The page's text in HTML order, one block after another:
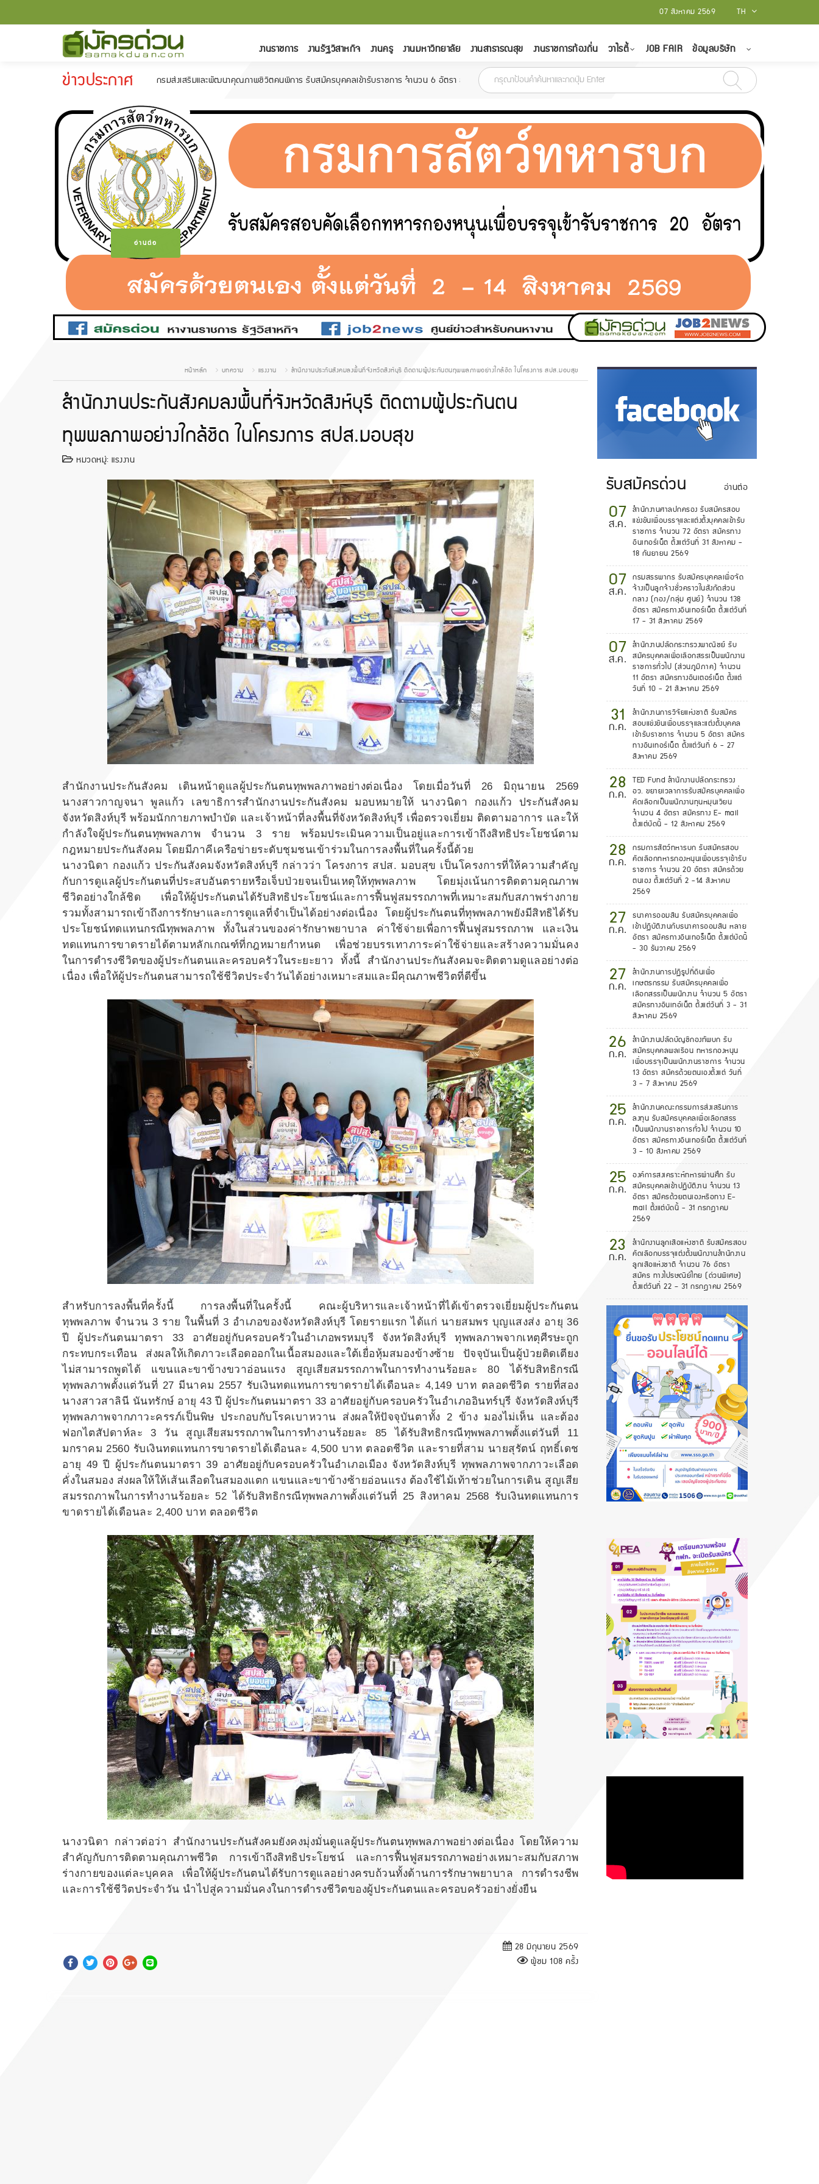
TH
07 สิงหาคม 2569
งานราชการ งานรัฐวิสาหกิจ งานครู งานมหาวิทยาลัย งานสาธารณสุข งานราชการท้องถิ่น วาไรตี้ JOB FAIR ข้อมูลบริษัท
ข่าวประกาศกรมส่งเสริมและพัฒนาคุณภาพชีวิตคนพิการ รับสมัครบุคคลเข้ารับราชการ จำนวน 6 อัตรา สมัครตั้งแต่วันที่ 18 กุมภาพันธ์ - 15 มีนาคม 2565 สถาบันบัณฑิตพัฒนศิลป์ รับสมัครบุคคลเป็นพนักงานราชการทั่วไป
-
อ่านต่อ
หน้าหลัก บทความ แรงงาน สำนักงานประกันสังคมลงพื้นที่จังหวัดสิงห์บุรี ติดตามผู้ประกันตนทุพพลภาพอย่างใกล้ชิด ในโครงการ สปส.มอบสุข
สำนักงานประกันสังคมลงพื้นที่จังหวัดสิงห์บุรี ติดตามผู้ประกันตน
ทุพพลภาพอย่างใกล้ชิด ในโครงการ สปส.มอบสุข
หมวดหมู่: แรงงาน
สำนักงานประกันสังคม เดินหน้าดูแลผู้ประกันตนทุพพลภาพอย่างต่อเนื่อง โดยเมื่อวันที่ 26 มิถุนายน 2569
นางสาวกาญจนา พูลแก้ว เลขาธิการสำนักงานประกันสังคม มอบหมายให้ นางวนิดา กองแก้ว ประกันสังคม
จังหวัดสิงห์บุรี พร้อมนักกายภาพบำบัด และเจ้าหน้าที่ลงพื้นที่จังหวัดสิงห์บุรี เพื่อตรวจเยี่ยม ติดตามอาการ และให้
กำลังใจผู้ประกันตนทุพพลภาพ จำนวน 3 ราย พร้อมประเมินความเป็นอยู่และการเข้าถึงสิทธิประโยชน์ตาม
กฎหมายประกันสังคม โดยมีภาคีเครือข่ายระดับชุมชนเข้าร่วมในการลงพื้นที่ในครั้งนี้ด้วย
นางวนิดา กองแก้ว ประกันสังคมจังหวัดสิงห์บุรี กล่าวว่า โครงการ สปส. มอบสุข เป็นโครงการที่ให้ความสำคัญ
กับการดูแลผู้ประกันตนที่ประสบอันตรายหรือเจ็บป่วยจนเป็นเหตุให้ทุพพลภาพ โดยมุ่งเน้นการติดตามคุณภาพ
ชีวิตอย่างใกล้ชิด เพื่อให้ผู้ประกันตนได้รับสิทธิประโยชน์และการฟื้นฟูสมรรถภาพที่เหมาะสมกับสภาพร่างกาย
รวมทั้งสามารถเข้าถึงการรักษาและการดูแลที่จำเป็นได้อย่างต่อเนื่อง โดยผู้ประกันตนที่ทุพพลภาพยังมีสิทธิได้รับ
ประโยชน์ทดแทนกรณีทุพพลภาพ ทั้งในส่วนของค่ารักษาพยาบาล ค่าใช้จ่ายเพื่อการฟื้นฟูสมรรถภาพ และเงิน
ทดแทนการขาดรายได้ตามหลักเกณฑ์ที่กฎหมายกำหนด เพื่อช่วยบรรเทาภาระค่าใช้จ่ายและสร้างความมั่นคง
ในการดำรงชีวิตของผู้ประกันตนและครอบครัวในระยะยาว ทั้งนี้ สำนักงานประกันสังคมจะติดตามดูแลอย่างต่อ
เนื่อง เพื่อให้ผู้ประกันตนสามารถใช้ชีวิตประจำวันได้อย่างเหมาะสมและมีคุณภาพชีวิตที่ดีขึ้น
สำหรับการลงพื้นที่ครั้งนี้ การลงพื้นที่ในครั้งนี้ คณะผู้บริหารและเจ้าหน้าที่ได้เข้าตรวจเยี่ยมผู้ประกันตน
ทุพพลภาพ จำนวน 3 ราย ในพื้นที่ 3 อำเภอของจังหวัดสิงห์บุรี โดยรายแรก ได้แก่ นายสมพร บุญแสงส่ง อายุ 36
ปี ผู้ประกันตนมาตรา 33 อาศัยอยู่กับครอบครัวในอำเภอพรหมบุรี จังหวัดสิงห์บุรี ทุพพลภาพจากเหตุศีรษะถูก
กระทบกระเทือน ส่งผลให้เกิดภาวะเลือดออกในเนื้อสมองและใต้เยื่อหุ้มสมองข้างซ้าย ปัจจุบันเป็นผู้ป่วยติดเตียง
ไม่สามารถพูดได้ แขนและขาข้างขวาอ่อนแรง สูญเสียสมรรถภาพในการทำงานร้อยละ 80 ได้รับสิทธิกรณี
ทุพพลภาพตั้งแต่วันที่ 27 มีนาคม 2557 รับเงินทดแทนการขาดรายได้เดือนละ 4,149 บาท ตลอดชีวิต รายที่สอง
นางสาวสาลินี นันทรักษ์ อายุ 43 ปี ผู้ประกันตนมาตรา 33 อาศัยอยู่กับครอบครัวในอำเภออินทร์บุรี จังหวัดสิงห์บุรี
ทุพพลภาพจากภาวะครรภ์เป็นพิษ ประกอบกับโรคเบาหวาน ส่งผลให้ปัจจุบันตาทั้ง 2 ข้าง มองไม่เห็น และต้อง
ฟอกไตสัปดาห์ละ 3 วัน สูญเสียสมรรถภาพในการทำงานร้อยละ 85 ได้รับสิทธิกรณีทุพพลภาพตั้งแต่วันที่ 11
มกราคม 2560 รับเงินทดแทนการขาดรายได้เดือนละ 4,500 บาท ตลอดชีวิต และรายที่สาม นายสุรัตน์ ฤทธิ์เดช
อายุ 49 ปี ผู้ประกันตนมาตรา 39 อาศัยอยู่กับครอบครัวในอำเภอเมือง จังหวัดสิงห์บุรี ทุพพลภาพจากภาวะเลือด
คั่งในสมอง ส่งผลให้ให้เส้นเลือดในสมองแตก แขนและขาข้างซ้ายอ่อนแรง ต้องใช้ไม้เท้าช่วยในการเดิน สูญเสีย
สมรรถภาพในการทำงานร้อยละ 52 ได้รับสิทธิกรณีทุพพลภาพตั้งแต่วันที่ 25 สิงหาคม 2568 รับเงินทดแทนการ
ขาดรายได้เดือนละ 2,400 บาท ตลอดชีวิต
นางวนิดา กล่าวต่อว่า สำนักงานประกันสังคมยังคงมุ่งมั่นดูแลผู้ประกันตนทุพพลภาพอย่างต่อเนื่อง โดยให้ความ
สำคัญกับการติดตามคุณภาพชีวิต การเข้าถึงสิทธิประโยชน์ และการฟื้นฟูสมรรถภาพอย่างเหมาะสมกับสภาพ
ร่างกายของแต่ละบุคคล เพื่อให้ผู้ประกันตนได้รับการดูแลอย่างครบถ้วนทั้งด้านการรักษาพยาบาล การดำรงชีพ
และการใช้ชีวิตประจำวัน นำไปสู่ความมั่นคงในการดำรงชีวิตของผู้ประกันตนและครอบครัวอย่างยั่งยืน
28 มิถุนายน 2569
ผู้ชม 108 ครั้ง
.
รับสมัครด่วน อ่านต่อ
07
ส.ค.
สำนักงานศาลปกครอง รับสมัครสอบ
แข่งขันเพื่อบรรจุและแต่งตั้งบุคคลเข้ารับ
ราชการ จำนวน 72 อัตรา สมัครทาง
อินเทอร์เน็ต ตั้งแต่วันที่ 31 สิงหาคม -
18 กันยายน 2569
07
ส.ค.
กรมสรรพากร รับสมัครบุคคลเพื่อจัด
จ้างเป็นลูกจ้างชั่วคราวในสังกัดส่วน
กลาง (กอง/กลุ่ม ศูนย์) จำนวน 138
อัตรา สมัครทางอินเทอร์เน็ต ตั้งแต่วันที่
17 - 31 สิงหาคม 2569
07
ส.ค.
สำนักงานปลัดกระทรวงพาณิชย์ รับ
สมัครบุคคลเพื่อเลือกสรรเป็นพนักงาน
ราชการทั่วไป (ส่วนภูมิภาค) จำนวน
11 อัตรา สมัครทางอินเตอร์เน็ต ตั้งแต่
วันที่ 10 - 21 สิงหาคม 2569
31
ก.ค.
สำนักงานการวิจัยแห่งชาติ รับสมัคร
สอบแข่งขันเพื่อบรรจุและแต่งตั้งบุคคล
เข้ารับราชการ จำนวน 5 อัตรา สมัคร
ทางอินเทอร์เน็ต ตั้งแต่วันที่ 6 - 27
สิงหาคม 2569
28
ก.ค.
TED Fund สำนักงานปลัดกระทรวง
อว. ขยายเวลาการรับสมัครบุคคลเพื่อ
คัดเลือกเป็นพนักงานทุนหมุนเวียน
จำนวน 4 อัตรา สมัครทาง E- mail
ตั้งแต่บัดนี้ - 12 สิงหาคม 2569
28
ก.ค.
กรมการสัตว์ทหารบก รับสมัครสอบ
คัดเลือกทหารกองหนุนเพื่อบรรจุเข้ารับ
ราชการ จำนวน 20 อัตรา สมัครด้วย
ตนเอง ตั้งแต่วันที่ 2 -14 สิงหาคม
2569
27
ก.ค.
ธนาคารออมสิน รับสมัครบุคคลเพื่อ
เข้าปฏิบัติงานกับธนาคารออมสิน หลาย
อัตรา สมัครทางอินเทอร็เน็ต ตั้งแต่บัดนี้
- 30 ธันวาคม 2569
27
ก.ค.
สำนักงานการปฏิรูปที่ดินเพื่อ
เกษตรกรรม รับสมัครบุคคลเพื่อ
เลือกสรรเป็นพนักงาน จำนวน 5 อัตรา
สมัครทางอินเทอ์เน็ต ตั้งแต่วันที่ 3 - 31
สิงหาคม 2569
26
ก.ค.
สำนักงานปลัดบัญชีกองทัพบก รับ
สมัครบุคคลพลเรือน ทหารกองหนุน
เพื่อบรรจุเป็นพนักงานราชการ จำนวน
13 อัตรา สมัครด้วยตนเองตั้งแต่ วันที่
3 - 7 สิงหาคม 2569
25
ก.ค.
สำนักงานคณะกรรมการส่งเสริมการ
ลงทุน รับสมัครบุคคลเพื่อเลือกสรร
เป็นพนักงานราชการทั่วไป จำนวน 10
อัตรา สมัครทางอินเทอร์เน็ต ตั้งแต่วันที่
3 - 10 สิงหาคม 2569
25
ก.ค.
องค์การสงเคราะห์ทหารผ่านศึก รับ
สมัครบุคคลเข้าปฏิบัติงาน จำนวน 13
อัตรา สมัครด้วยตนเองหรือทาง E-
mail ตั้งแต่บัดนี้ - 31 กรกฎาคม
2569
23
ก.ค.
สํานักงานลูกเสือแห่งชาติ รับสมัครสอบ
คัดเลือกบรรจุแต่งตั้งพนักงานสํานักงาน
ลูกเสือแห่งชาติ จำนวน 76 อัตรา
สมัคร ทางไปรษณีย์ไทย (ด่วนพิเศษ)
ตั้งแต่วันที่ 22 – 31 กรกฎาคม 2569